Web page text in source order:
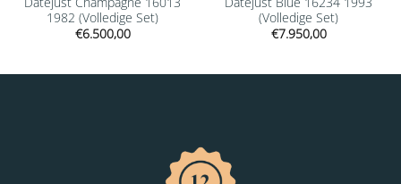
1982 (Volledige Set)
€6.500,00
(Volledige Set)
€7.950,00